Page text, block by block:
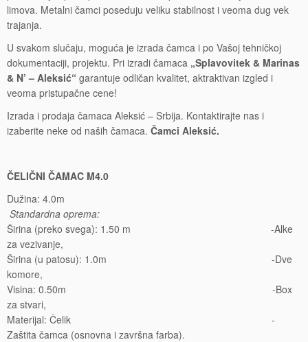
limova. Metalni čamci poseduju veliku stabilnost i veoma dug vek
trajanja.
U svakom slučaju, moguća je izrada čamca i po Vašoj tehničkoj
dokumentaciji, projektu. Pri izradi čamaca „Splavovitek & Marinas
& N’ – Aleksić“ garantuje odličan kvalitet, aktraktivan izgled i
veoma pristupačne cene!
Izrada i prodaja čamaca Aleksić – Srbija. Kontaktirajte nas i
izaberite neke od naših čamaca. Čamci Aleksić.
ČELIČNI ČAMAC M4.0
Dužina: 4.0m
Standardna oprema:
Širina (preko svega): 1.50 m -Alke
za vezivanje,
Širina (u patosu): 1.0m -Dve
komore,
Visina: 0.50m -Box
za stvari,
Materijal: Čelik -
Zaštita čamca (osnovna i završna farba).